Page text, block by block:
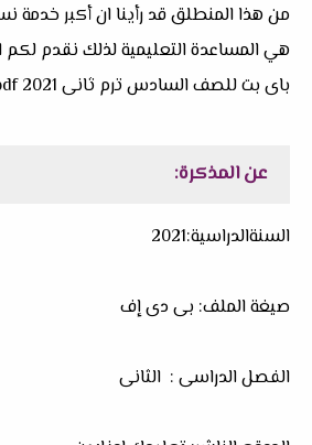
من هذا المنطلق قد رأينا ان أكبر
هي المساعدة التعليمية لذلك نقدم
باى بت للصف السادس ترم ثانى pdf 2021
عن المذكرة:
السنةالدراسية:2021
صيغة الملف: بى دى إف
الفصل الدراسى : الثانى